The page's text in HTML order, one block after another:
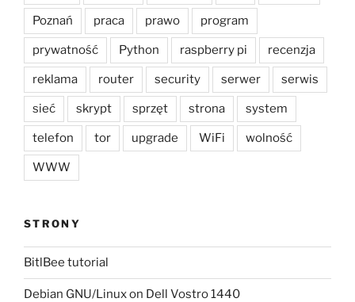
Poznań praca prawo program
prywatność Python raspberry pi recenzja
reklama router security serwer serwis
sieć skrypt sprzęt strona system
telefon tor upgrade WiFi wolność
WWW
STRONY
BitlBee tutorial
Debian GNU/Linux on Dell Vostro 1440